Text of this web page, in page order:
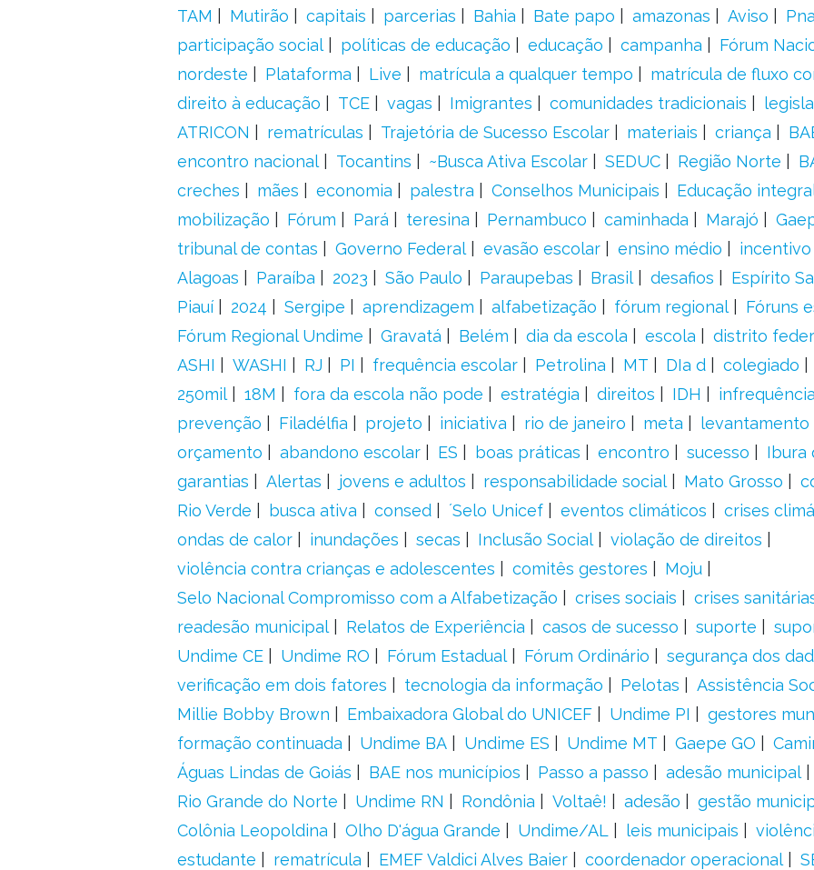
TAM
Mutirão capitais parcerias Bahia Bate papo amazonas Aviso
participação social
políticas de educação educação campanha Fórum
nordeste
Plataforma Live matrícula a qualquer tempo matrícula de fluxo
direito à educação
TCE vagas Imigrantes comunidades tradicionais
ATRICON
rematrículas Trajetória de Sucesso Escolar materiais criança
encontro nacional
Tocantins ~Busca Ativa Escolar SEDUC Região Norte
creches
mães economia palestra Conselhos Municipais Educação
mobilização
Fórum Pará teresina Pernambuco caminhada Marajó
tribunal de contas
Governo Federal evasão escolar ensino médio incentivo
Alagoas
Paraíba 2023 São Paulo Paraupebas Brasil desafios Espírito
Piauí
2024 Sergipe aprendizagem alfabetização fórum regional
Fóruns
Fórum Regional Undime
Gravatá Belém dia da escola escola distrito
ASHI
WASHI RJ PI frequência escolar Petrolina MT DIa d colegiado
250mil
18M fora da escola não pode estratégia direitos IDH
prevenção
Filadélfia projeto iniciativa rio de janeiro meta levantamento
orçamento
abandono escolar ES boas práticas encontro sucesso Ibura
garantias
Alertas jovens e adultos responsabilidade social Mato Grosso
Rio Verde
busca ativa consed ´Selo Unicef eventos climáticos crises
ondas de calor
inundações secas Inclusão Social
violação de direitos
violência contra crianças e adolescentes
comitês gestores
Moju
Selo Nacional Compromisso com a Alfabetização
crises sociais crises
readesão municipal
Relatos de Experiência casos de sucesso suporte
Undime CE
Undime RO Fórum Estadual Fórum Ordinário
segurança dos
verificação em dois fatores
tecnologia da informação Pelotas Assistência
Millie Bobby Brown
Embaixadora Global do UNICEF Undime PI gestores
formação continuada
Undime BA Undime ES Undime MT Gaepe GO
Águas Lindas de Goiás
BAE nos municípios Passo a passo adesão municipal
Rio Grande do Norte
Undime RN Rondônia Voltaê! adesão gestão
Colônia Leopoldina
Olho D'água Grande Undime/AL leis municipais
estudante
rematrícula EMEF Valdici Alves Baier coordenador operacional